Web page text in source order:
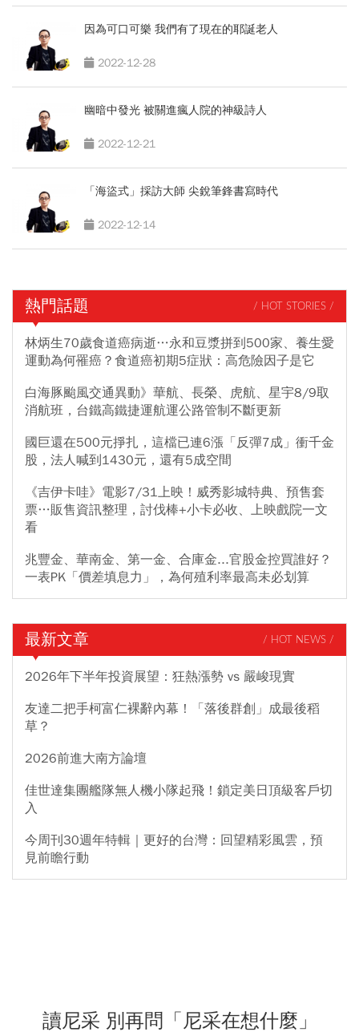
因為可口可樂 我們有了現在的耶誕老人
2022-12-28
幽暗中發光 被關進瘋人院的神級詩人
2022-12-21
「海盜式」採訪大師 尖銳筆鋒書寫時代
2022-12-14
熱門話題 / HOT STORIES /
林炳生70歲食道癌病逝…永和豆漿拼到500家、養生愛
運動為何罹癌？食道癌初期5症狀：高危險因子是它
白海豚颱風交通異動》華航、長榮、虎航、星宇8/9取
消航班，台鐵高鐵捷運航運公路管制不斷更新
國巨還在500元掙扎，這檔已連6漲「反彈7成」衝千金
股，法人喊到1430元，還有5成空間
《吉伊卡哇》電影7/31上映！威秀影城特典、預售套
票…販售資訊整理，討伐棒+小卡必收、上映戲院一文
看
兆豐金、華南金、第一金、合庫金...官股金控買誰好？
一表PK「價差填息力」，為何殖利率最高未必划算
最新文章 / HOT NEWS /
2026年下半年投資展望：狂熱漲勢 vs 嚴峻現實
友達二把手柯富仁裸辭內幕！「落後群創」成最後稻
草？
2026前進大南方論壇
佳世達集團艦隊無人機小隊起飛！鎖定美日頂級客戶切
入
今周刊30週年特輯｜更好的台灣：回望精彩風雲，預
見前瞻行動
讀尼采 別再問「尼采在想什麼」